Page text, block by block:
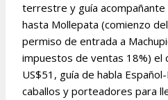
terrestre y guía acompañante
hasta Mollepata (comienzo
permiso de entrada a
impuestos de ventas 18%) el
US$51, guía de habla
caballos y porteadores para